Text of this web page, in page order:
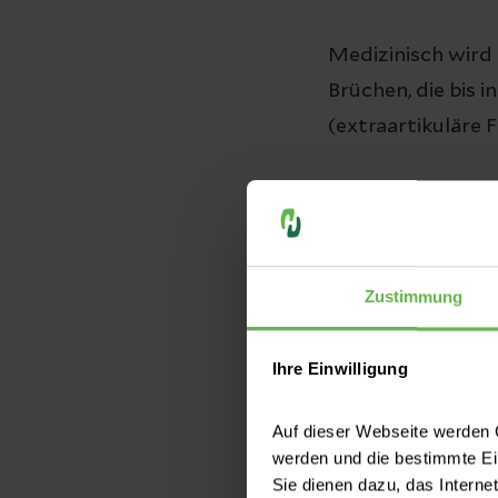
Zustimmung
Ihre Einwilligung
Auf dieser Webseite
werden und die bestimmte
Sie dienen dazu, das
Medizinisch wird
Brüchen, die bis
(extraartikuläre
und/oder
häufiger
entscheidende
etwa einem
ihrer Tragweite